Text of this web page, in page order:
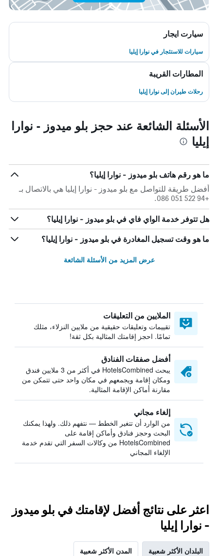
سيارت ايجار
سيارات للاستئجار في نوارا إيليا
المطارات القريبة
رحلات طيران إلى نوارا إيليا
الأسئلة الشائعة عند حجز بلو ميدوز - نوارا
إيليا
ما هو رقم هاتف بلو ميدوز - نوارا إيليا؟
أفضل طريقة للتواصل مع بلو ميدوز - نوارا إيليا هي بالاتصال بـ
+94 522 051 086.
هل تتوفر خدمة الواي فاي في بلو ميدوز - نوارا إيليا؟
ما هو وقت تسجيل المغادرة في بلو ميدوز - نوارا إيليا؟
عرض المزيد من الأسئلة الشائعة
الملايين من التعليقات
تقييمات وتعليقات حقيقية من ملايين النزلاء، مثلك
تمامًا. احجز إقامتك المثالية بكل ثقة!
أفضل صفقات الفنادق
يبحث HotelsCombined في أكثر من 3 ملايين فندق
ومكان إقامة ويجمعهم في مكان واحد حتى تتمكن من
مقارنة أماكن الإقامة المثالية.
إلغاء مجاني
من الوارد أن تتغير الخطط — نتفهم ذلك. ولهذا يمكنك
البحث وحجز فنادق وأماكن إقامة على
HotelsCombined من وكالات السفر التي تقدم خدمة
الإلغاء المجاني
اعثر على نتائج أفضل لإقامتك في بلو ميدوز
- نوارا إيليا
البلدان الأكثر شعبية المدن الأكثر شعبية